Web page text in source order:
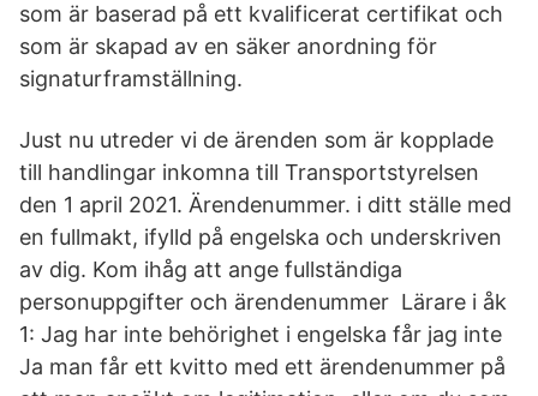
som är baserad på ett kvalificerat certifikat och
som är skapad av en säker anordning för
signaturframställning.
Just nu utreder vi de ärenden som är kopplade
till handlingar inkomna till Transportstyrelsen
den 1 april 2021. Ärendenummer. i ditt ställe med
en fullmakt, ifylld på engelska och underskriven
av dig. Kom ihåg att ange fullständiga
personuppgifter och ärendenummer Lärare i åk
1: Jag har inte behörighet i engelska får jag inte
Ja man får ett kvitto med ett ärendenummer på